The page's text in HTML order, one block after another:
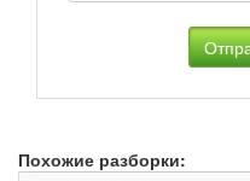
Похожие разборки: